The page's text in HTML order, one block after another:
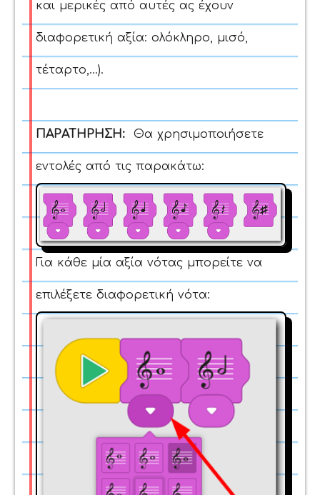
και μερικές από αυτές ας έχουν
διαφορετική αξία: ολόκληρο, μισό,
τέταρτο,...).
ΠΑΡΑΤΗΡΗΣΗ: Θα χρησιμοποιήσετε
εντολές από τις παρακάτω:
Για κάθε μία αξία νότας μπορείτε να
επιλέξετε διαφορετική νότα: